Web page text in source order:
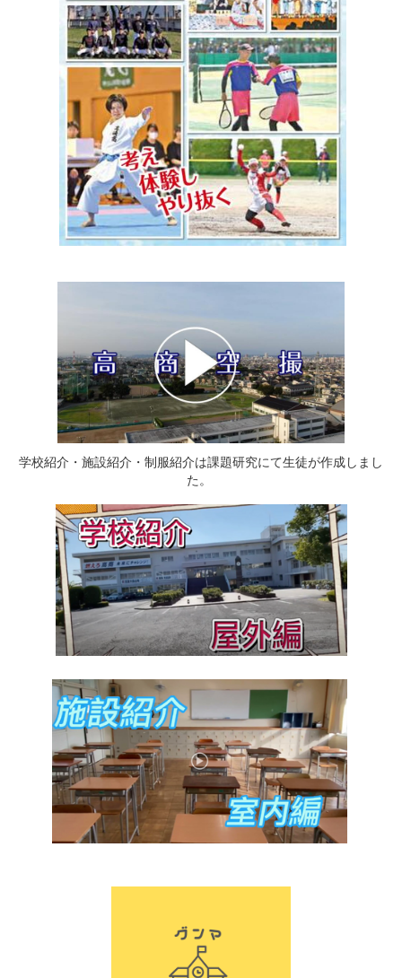
学校紹介・施設紹介・制服紹介は課題研究にて生徒が作成しまし
た。